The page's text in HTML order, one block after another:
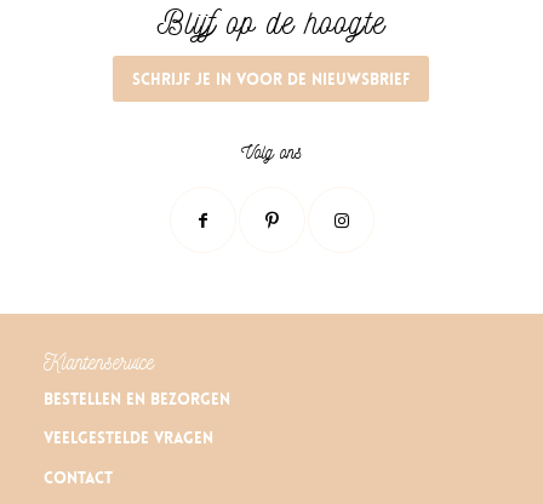
Blijf op de hoogte
Schrijf je in voor de nieuwsbrief
Volg ons
Klantenservice
Bestellen en bezorgen
Veelgestelde vragen
Contact